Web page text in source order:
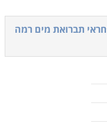
תברואת מים רמה